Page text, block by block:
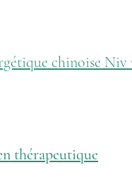
chinoise Niv
thérapeutique